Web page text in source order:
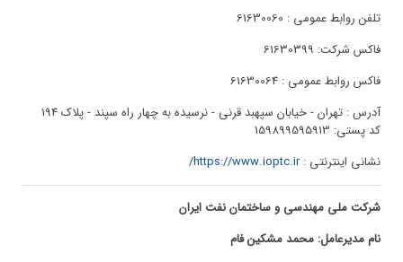
تلفن روابط عمومی : 61630060
فاکس شرکت: 61630399
فاکس روابط عمومی : 61630064
کد پستی: 159899595913
نشانی اینترنتی :https://www.ioptc.ir/
شرکت ملی مهندسی و ساختمان نفت ایران
نام مدیرعامل: محمد مشکین فام